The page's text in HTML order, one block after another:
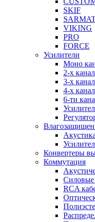
SKIF
VIKING
PRO
FORCE
Усилители
Моно
2-х
3-х
4-х
6-ти
Акустика
Конвертеры
Коммутация
Силовые
RCA